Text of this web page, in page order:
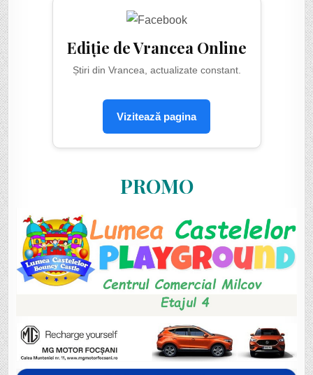
Ediție de Vrancea Online
Știri din Vrancea, actualizate constant.
Vizitează pagina
PROMO